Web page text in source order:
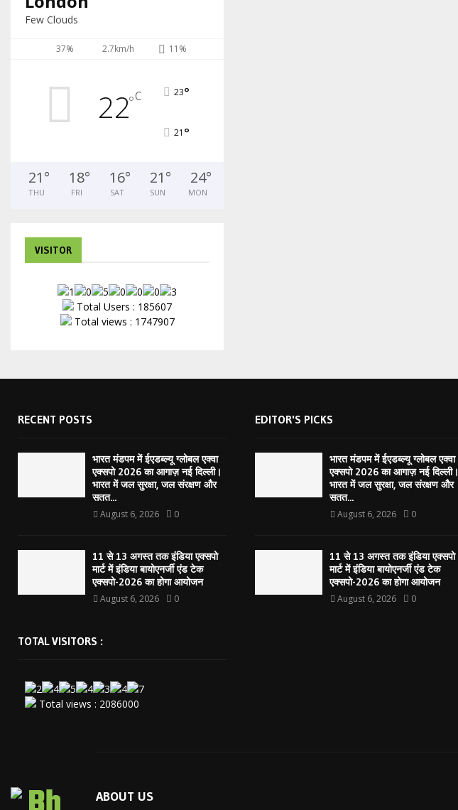
Few Clouds
37% 2.7km/h 11%
22°C 23°
21 °
21°
THU
18°
FRI
16°
SAT
21°
SUN
24°
MON
VISITOR
Total Users : 185607
Total views : 1747907
RECENT POSTS
भारत मंडपम में ईएडब्ल्यू ग्लोबल एक्वा
एक्सपो 2026 का आगाज़ नई दिल्ली।
भारत में जल सुरक्षा, जल संरक्षण और
सतत...
August 6, 2026 0
11 से 13 अगस्त तक इंडिया एक्सपो
मार्ट में इंडिया बायोएनर्जी एंड टेक
एक्सपो-2026 का होगा आयोजन
August 6, 2026 0
TOTAL VISITORS :
Total views : 2086000
EDITOR'S PICKS
भारत मंडपम में ईएडब्ल्यू ग्लोबल एक्वा
एक्सपो 2026 का आगाज़ नई दिल्ली।
भारत में जल सुरक्षा, जल संरक्षण और
सतत...
August 6, 2026 0
11 से 13 अगस्त तक इंडिया एक्सपो
मार्ट में इंडिया बायोएनर्जी एंड टेक
एक्सपो-2026 का होगा आयोजन
August 6, 2026 0
ABOUT US